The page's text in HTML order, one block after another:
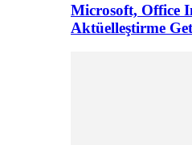
Microsoft, Office
Aktüelleştirme